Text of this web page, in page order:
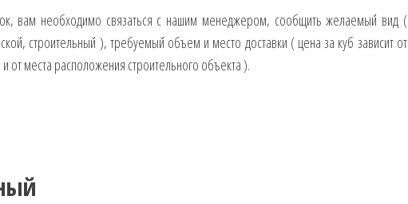
вам необходимо связаться с нашим менеджером, сообщить желаемый вид (
строительный ), требуемый объем и место доставки ( цена за куб зависит от
от места расположения строительного объекта ).